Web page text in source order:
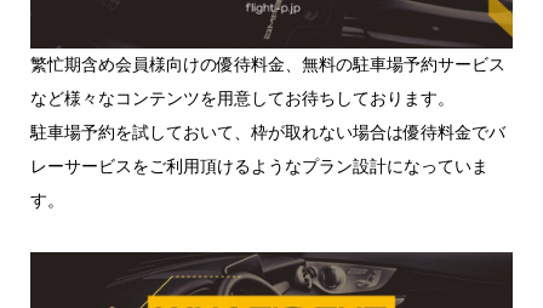
繁忙期含め会員様向けの優待料金、無料の駐車場予約サービス
など様々なコンテンツを用意してお待ちしております。
駐車場予約を試しておいて、枠が取れない場合は優待料金でバ
レーサービスをご利用頂けるようなプラン設計になっていま
す。